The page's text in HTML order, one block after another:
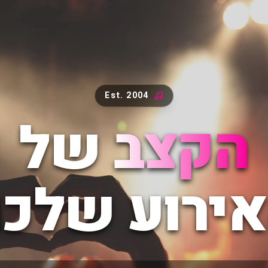
Est. 2004
הקצבשל